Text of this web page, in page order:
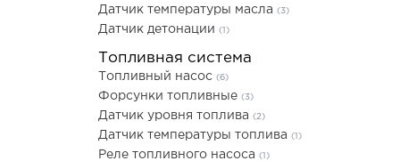
Датчик температуры масла (3)
Датчик детонации (1)
Топливная система
Топливный насос (6)
Форсунки топливные (3)
Датчик уровня топлива (2)
Датчик температуры топлива (1)
Реле топливного насоса (1)